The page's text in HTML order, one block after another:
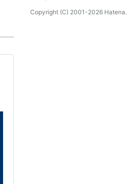
Copyright (C) 2001-2026 Hatena.